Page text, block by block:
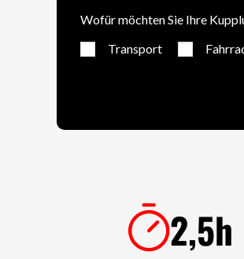
Wofür möchten Sie Ihre
Transport
2,5h